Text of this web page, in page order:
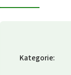
Kategorie: